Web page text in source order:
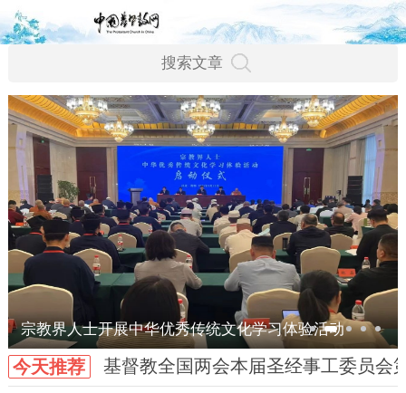
宗教界人士开展中华优秀传统文化学习体验活动
今天推荐 基督教全国两会本届圣经事工委员会